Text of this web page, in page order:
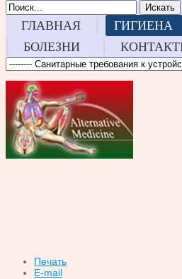
Искать
ГЛАВНАЯ ГИГИЕНА
БОЛЕЗНИ
Печать
E-mail